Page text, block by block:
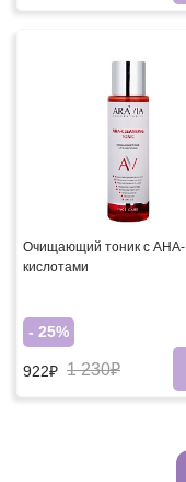
Очищающий тоник с AHA-
кислотами
- 25%
922₽ 1 230₽